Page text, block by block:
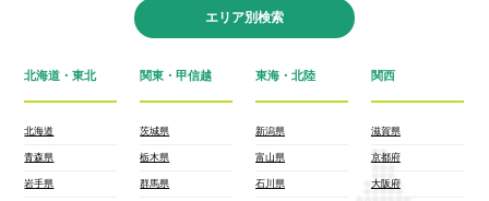
エリア別検索
北海道・東北
北海道
青森県
岩手県
関東・甲信越
茨城県
栃木県
群馬県
東海・北陸
新潟県
富山県
石川県
関西
滋賀県
京都府
大阪府